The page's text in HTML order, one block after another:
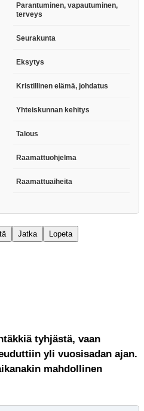
Parantuminen, vapautuminen,
terveys
Seurakunta
Eksytys
Kristillinen elämä, johdatus
Yhteiskunnan kehitys
Talous
Raamattuohjelma
Raamattuaiheita
Jatka Lopeta
tyhjästä, vaan
yli vuosisadan ajan.
mahdollinen